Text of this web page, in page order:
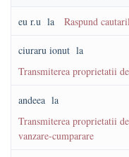
eu r.u la Raspund
ciuraru ionut la
Transmiterea proprietatii
andeea la
Transmiterea proprietatii
vanzare-cumparare